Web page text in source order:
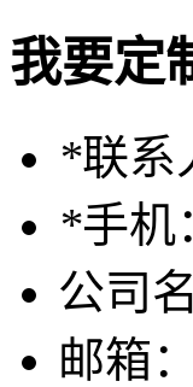
我要定
*联系
*手机
公司
邮箱：